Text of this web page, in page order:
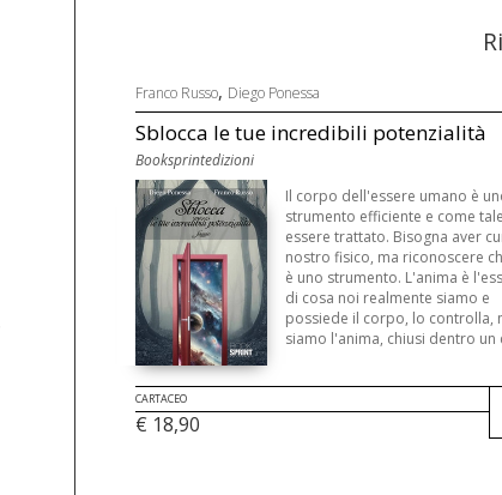
Franco Russo, Diego Ponessa
Sblocca le tue incredibili potenzialità
Booksprintedizioni
Il corpo dell'essere umano è
strumento efficiente e come
essere trattato. Bisogna aver
nostro fisico, ma riconoscere
è uno strumento. L'anima è
di cosa noi realmente siamo e
possiede il corpo, lo controlla,
siamo l'anima, chiusi dentro un
CARTACEO
€ 18,90